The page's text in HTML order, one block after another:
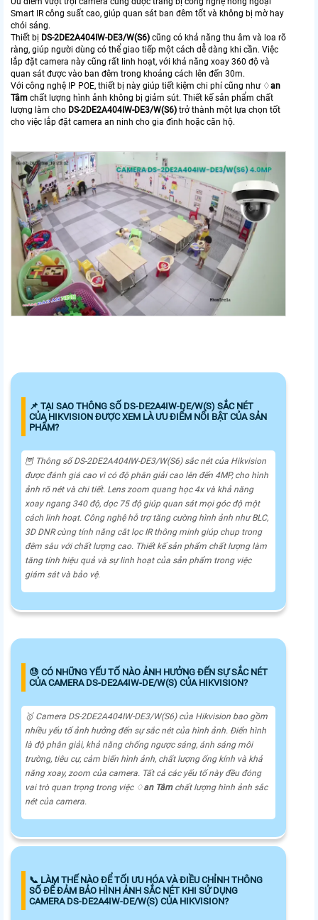
Smart IR công suất cao, giúp quan sát ban đêm tốt và không bị mờ hay
chói sáng.
Thiết bị DS-2DE2A404IW-DE3/W(S6) cũng có khả năng thu âm và loa rõ
ràng, giúp người dùng có thể giao tiếp một cách dễ dàng khi cần. Việc
lắp đặt camera này cũng rất linh hoạt, với khả năng xoay 360 độ và
quan sát được vào ban đêm trong khoảng cách lên đến 30m.
Với công nghệ IP POE, thiết bị này giúp tiết kiệm chi phí cũng như ♢an
Tâm chất lượng hình ảnh không bị giảm sút. Thiết kế sản phẩm chất
lượng làm cho DS-2DE2A404IW-DE3/W(S6) trở thành một lựa chọn tốt
cho việc lắp đặt camera an ninh cho gia đình hoặc căn hộ.
📌 TẠI SAO THÔNG SỐ DS-DE2A4IW-DE/W(S) SẮC NÉT
CỦA HIKVISION ĐƯỢC XEM LÀ ƯU ĐIỂM NỔI BẬT CỦA SẢN
PHẨM?
🦉 Thông số DS-2DE2A404IW-DE3/W(S6) sắc nét của Hikvision
được đánh giá cao vì có độ phân giải cao lên đến 4MP, cho hình
ảnh rõ nét và chi tiết. Lens zoom quang học 4x và khả năng
xoay ngang 340 độ, dọc 75 độ giúp quan sát mọi góc độ một
cách linh hoạt. Công nghệ hỗ trợ tăng cường hình ảnh như BLC,
3D DNR cùng tính năng cắt lọc IR thông minh giúp chụp trong
đêm sâu với chất lượng cao. Thiết kế sản phẩm chất lượng làm
tăng tính hiệu quả và sự linh hoạt của sản phẩm trong việc
giám sát và bảo vệ.
😓 CÓ NHỮNG YẾU TỐ NÀO ẢNH HƯỞNG ĐẾN SỰ SẮC NÉT
CỦA CAMERA DS-DE2A4IW-DE/W(S) CỦA HIKVISION?
🥇 Camera DS-2DE2A404IW-DE3/W(S6) của Hikvision bao gồm
nhiều yếu tố ảnh hưởng đến sự sắc nét của hình ảnh. Điển hình
là độ phân giải, khả năng chống ngược sáng, ánh sáng môi
trường, tiêu cự, cảm biến hình ảnh, chất lượng ống kính và khả
năng xoay, zoom của camera. Tất cả các yếu tố này đều đóng
vai trò quan trọng trong việc ♢an Tâm chất lượng hình ảnh sắc
nét của camera.
📞 LÀM THẾ NÀO ĐỂ TỐI ƯU HÓA VÀ ĐIỀU CHỈNH THÔNG
SỐ ĐỂ ĐẢM BẢO HÌNH ẢNH SẮC NÉT KHI SỬ DỤNG
CAMERA DS-DE2A4IW-DE/W(S) CỦA HIKVISION?